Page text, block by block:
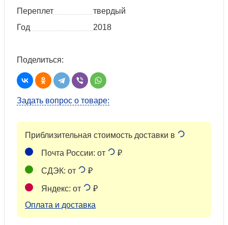
Переплет
твердый
Год
2018
Поделиться:
Задать вопрос о товаре:
Приблизительная стоимость доставки в
Почта России: от ₽
СДЭК: от ₽
Яндекс: от
₽
Оплата и доставка